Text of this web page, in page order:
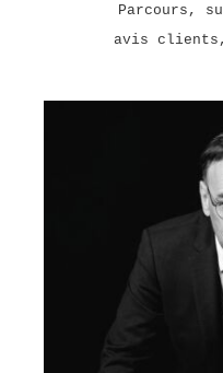
Parcours,
avis clients,